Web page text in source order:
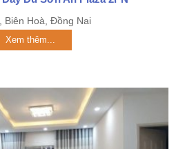
Biên Hoà, Đồng Nai
Xem thêm...